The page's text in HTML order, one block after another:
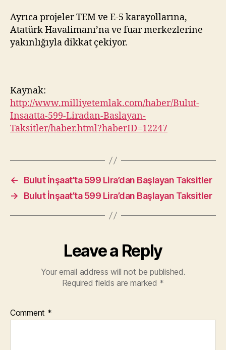
Ayrıca projeler TEM ve E-5 karayollarına,
Atatürk Havalimanı’na ve fuar merkezlerine
yakınlığıyla dikkat çekiyor.
Kaynak:
http://www.milliyetemlak.com/haber/Bulut-
Insaatta-599-Liradan-Baslayan-
Taksitler/haber.html?haberID=12247
←
Bulut İnşaat’ta 599 Lira’dan Başlayan Taksitler
→
Bulut İnşaat’ta 599 Lira’dan Başlayan Taksitler
Leave a Reply
Your email address will not be published.
Required fields are marked *
Comment *